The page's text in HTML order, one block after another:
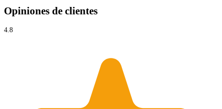
Opiniones de clientes
4.8